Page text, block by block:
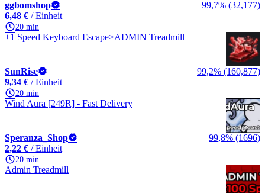
ggbomshop
99,7% (32,177)
6,48 € / Einheit
20 min
+1 Speed Keyboard Escape>ADMIN Treadmill
SunRise
99,2% (160,877)
9,34 € / Einheit
20 min
Wind Aura [249R] - Fast Delivery
Speranza_Shop
99,8% (1696)
2,22 € / Einheit
20 min
Admin Treadmill